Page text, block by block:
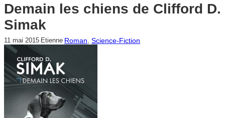
Demain les chiens de Clifford D.
Simak
11 mai 2015 Etienne Roman, Science-Fiction